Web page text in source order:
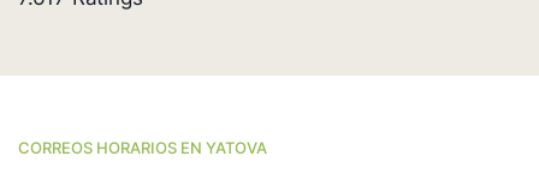
CORREOS HORARIOS EN YATOVA